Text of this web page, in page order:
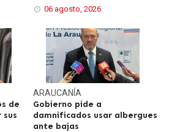
06 agosto, 2026
de
sus
ARAUCANÍA
Gobierno pide a
damnificados usar albergues
ante bajas